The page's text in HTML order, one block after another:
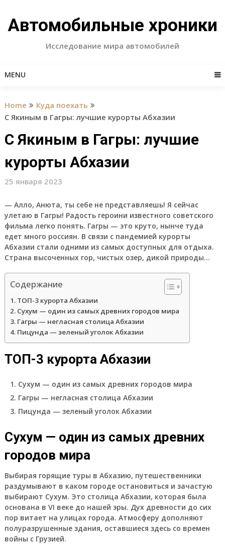
content
Автомобильные хроники
Исследование мира автомобилей
MENU
Home
Куда поехать
С Якиным в Гагры: лучшие курорты Абхазии
С Якиным в Гагры: лучшие
курорты Абхазии
25 января 2023
— Алло, Анюта, ты себе не представляешь! Я сейчас
улетаю в Гагры! Радость героини известного советского
фильма легко понять. Гагры — это круто, нынче туда
едет много россиян. В связи с пандемией курорты
Абхазии стали одними из самых доступных для отдыха.
Страна высоченных гор, чистых озер, дикой природы…
Содержание
ТОП-3 курорта Абхазии
Сухум — один из самых древних городов мира
Гагры — негласная столица Абхазии
Пицунда — зеленый уголок Абхазии
ТОП-3 курорта Абхазии
Сухум — один из самых древних городов мира
Гагры — негласная столица Абхазии
Пицунда — зеленый уголок Абхазии
Сухум — один из самых древних
городов мира
Выбирая горящие туры в Абхазию, путешественники
раздумывают в каком городе остановиться и зачастую
выбирают Сухум. Это столица Абхазии, которая была
основана в VI веке до нашей эры. Дух древности до сих
пор витает на улицах города. Атмосферу дополняют
полуразрушенные здания, оставшиеся здесь со времен
войны с Грузией.